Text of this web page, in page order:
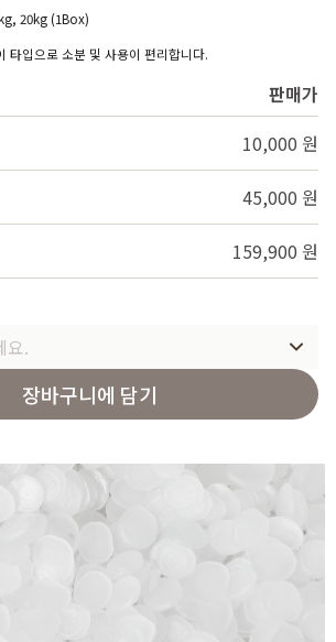
20kg (1Box)
타입으로 소분 및 사용이 편리합니다.
판매가
10,000 원
45,000 원
159,900 원
요.
장바구니에 담기